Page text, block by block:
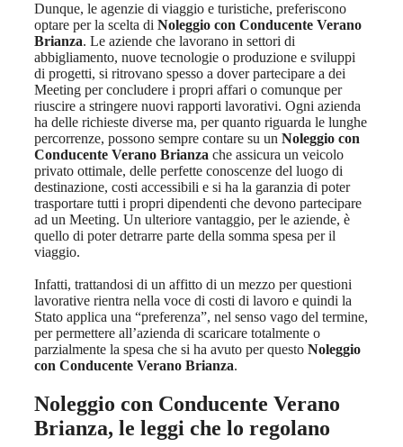
Dunque, le agenzie di viaggio e turistiche, preferiscono
optare per la scelta di Noleggio con Conducente Verano
Brianza. Le aziende che lavorano in settori di
abbigliamento, nuove tecnologie o produzione e sviluppi
di progetti, si ritrovano spesso a dover partecipare a dei
Meeting per concludere i propri affari o comunque per
riuscire a stringere nuovi rapporti lavorativi. Ogni azienda
ha delle richieste diverse ma, per quanto riguarda le lunghe
percorrenze, possono sempre contare su un Noleggio con
Conducente Verano Brianza che assicura un veicolo
privato ottimale, delle perfette conoscenze del luogo di
destinazione, costi accessibili e si ha la garanzia di poter
trasportare tutti i propri dipendenti che devono partecipare
ad un Meeting. Un ulteriore vantaggio, per le aziende, è
quello di poter detrarre parte della somma spesa per il
viaggio.
Infatti, trattandosi di un affitto di un mezzo per questioni
lavorative rientra nella voce di costi di lavoro e quindi la
Stato applica una “preferenza”, nel senso vago del termine,
per permettere all’azienda di scaricare totalmente o
parzialmente la spesa che si ha avuto per questo Noleggio
con Conducente Verano Brianza.
Noleggio con Conducente Verano
Brianza, le leggi che lo regolano